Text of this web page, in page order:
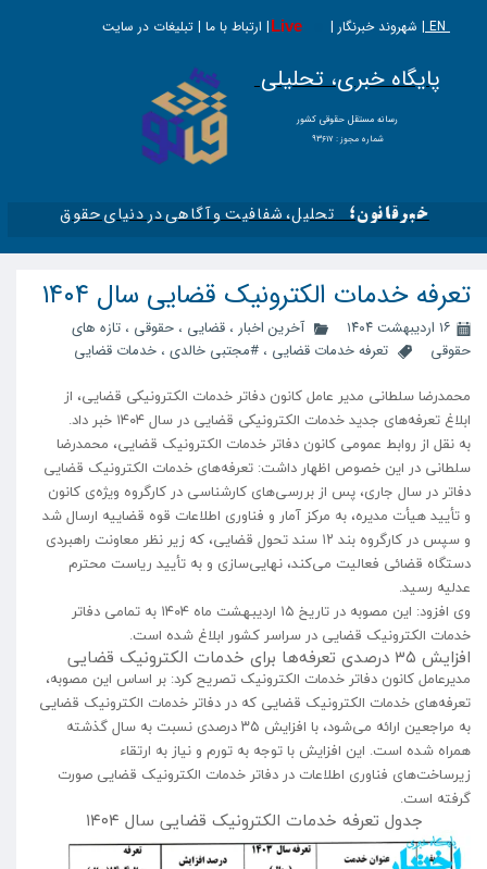
EN | شهروند خبرنگار | | ارتباط با ما | تبلیغات در سایت
Live
پایگاه خبری، تحلیلی
​​​​رسانه مستقل حقوقی کشور
شماره مجوز : ۹۳۶۱۷
خبرقانون؛ تحلیل، شفافیت و آگاهی در دنیای حقوق​​​​​​​
تعرفه خدمات الکترونیک قضایی سال ۱۴۰۴
۱۶ اردیبهشت ۱۴۰۴ آخرین اخبار ، قضایی ، حقوقی ، تازه های
حقوقی
تعرفه خدمات قضایی ، #مجتبی خالدی ، خدمات قضایی
محمدرضا سلطانی مدیر عامل کانون دفاتر خدمات الکترونیکی قضایی، از
ابلاغ تعرفه‌های جدید خدمات الکترونیکی قضایی در سال ۱۴۰۴ خبر داد.
به نقل از روابط عمومی کانون دفاتر خدمات الکترونیک قضایی، محمدرضا
سلطانی در این خصوص اظهار داشت: تعرفه‌های خدمات الکترونیک قضایی
دفاتر در سال جاری، پس از بررسی‌های کارشناسی در کارگروه ویژه‌ی کانون
و تأیید هیأت مدیره، به مرکز آمار و فناوری اطلاعات قوه قضاییه ارسال شد
و سپس در کارگروه بند ۱۲ سند تحول قضایی، که زیر نظر معاونت راهبردی
دستگاه قضائی فعالیت می‌کند، نهایی‌سازی و به تأیید ریاست محترم
عدلیه رسید.
وی افزود: این مصوبه در تاریخ ۱۵ اردیبهشت ماه ۱۴۰۴ به تمامی دفاتر
خدمات الکترونیک قضایی در سراسر کشور ابلاغ شده است.
افزایش ۳۵ درصدی تعرفه‌ها برای خدمات الکترونیک قضایی
مدیرعامل کانون دفاتر خدمات الکترونیک تصریح کرد: بر اساس این مصوبه،
تعرفه‌های خدمات الکترونیک قضایی که در دفاتر خدمات الکترونیک قضایی
به مراجعین ارائه می‌شود، با افزایش ۳۵ درصدی نسبت به سال گذشته
همراه شده است. این افزایش با توجه به تورم و نیاز به ارتقاء
زیرساخت‌های فناوری اطلاعات در دفاتر خدمات الکترونیک قضایی صورت
گرفته است.
جدول تعرفه خدمات الکترونیک قضایی سال ۱۴۰۴